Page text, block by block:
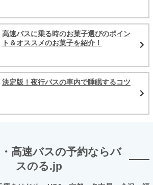
高速バスに乗る時のお菓子選びのポイン
ト＆オススメのお菓子を紹介！
決定版！夜行バスの車内で睡眠するコツ
高速バスの予約ならバ
スのる.jp